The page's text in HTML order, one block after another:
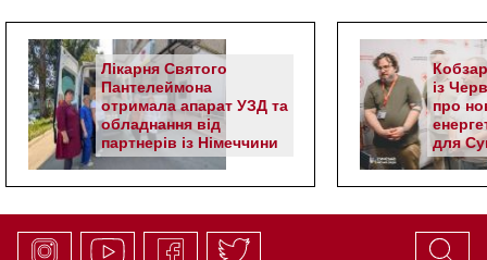
Лікарня Святого
Пантелеймона
отримала апарат УЗД та
обладнання від
партнерів із Німеччини
із
про
для